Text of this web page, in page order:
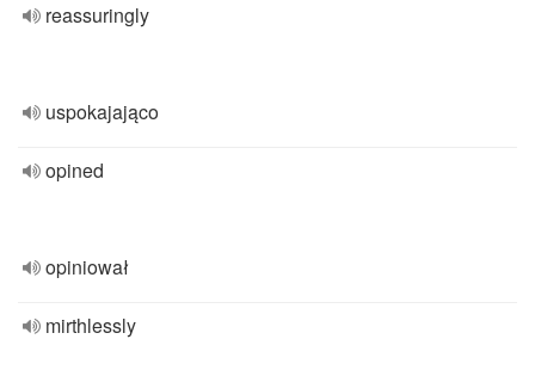
reassuringly
uspokajająco
opined
opiniował
mirthlessly